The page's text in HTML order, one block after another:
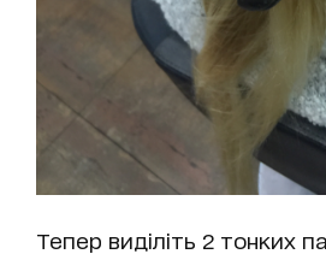
Тепер виділіть 2 тонких